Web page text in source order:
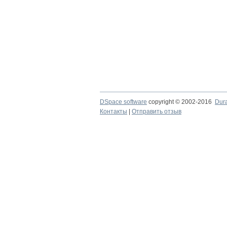
DSpace software copyright © 2002-2016
Контакты
Отправить отзыв